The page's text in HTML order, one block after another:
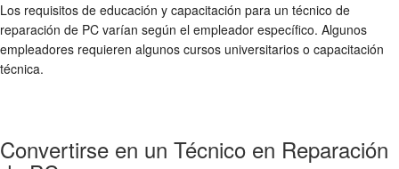
Los requisitos de educación y capacitación para un técnico de
reparación de PC varían según el empleador específico. Algunos
empleadores requieren algunos cursos universitarios o capacitación
técnica.
Convertirse en un Técnico en Reparación